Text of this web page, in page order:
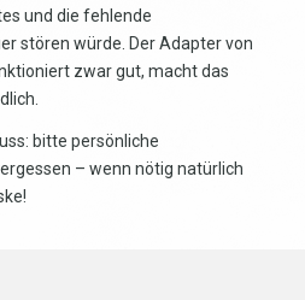
und die fehlende
stören würde. Der Adapter von
zwar gut, macht das
bitte persönliche
– wenn nötig natürlich